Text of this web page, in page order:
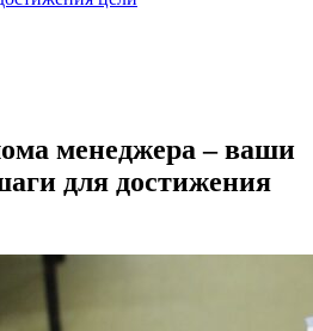
менеджера – ваши
для достижения